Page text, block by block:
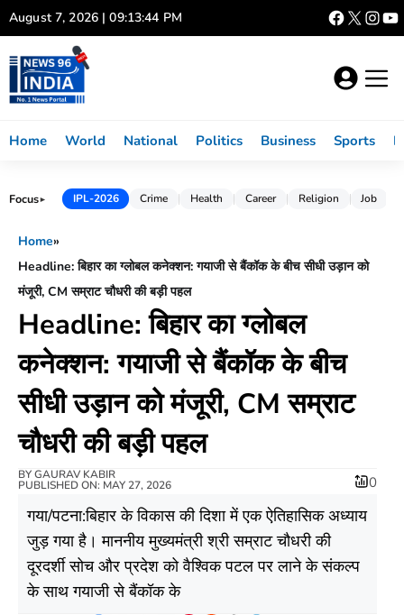
Skip
to
content
August 7, 2026 | 09:13:45 PM
Home World National Politics Business Sports
Focus► IPL-2026 Crime Health Career Religion Job
Home»
Headline: बिहार का ग्लोबल कनेक्शन: गयाजी से बैंकॉक के बीच सीधी उड़ान को
मंजूरी, CM सम्राट चौधरी की बड़ी पहल
Headline: बिहार का ग्लोबल
कनेक्शन: गयाजी से बैंकॉक के बीच
सीधी उड़ान को मंजूरी, CM सम्राट
चौधरी की बड़ी पहल
BYGAURAV KABIR
PUBLISHED ON: MAY 27, 2026 0
​गया/पटना:बिहार के विकास की दिशा में एक ऐतिहासिक अध्याय
जुड़ गया है। माननीय मुख्यमंत्री श्री सम्राट चौधरी की
दूरदर्शी सोच और प्रदेश को वैश्विक पटल पर लाने के संकल्प
के साथ गयाजी से बैंकॉक के